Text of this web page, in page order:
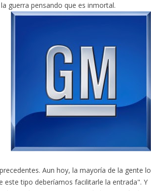
guerra pensando que es inmortal.
Aun hoy, la mayoría de la gente lo
este tipo deberíamos facilitarle la entrada". Y